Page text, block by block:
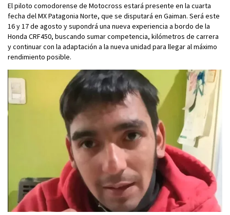
El piloto comodorense de Motocross estará presente en la cuarta
fecha del MX Patagonia Norte, que se disputará en Gaiman. Será este
16 y 17 de agosto y supondrá una nueva experiencia a bordo de la
Honda CRF450, buscando sumar competencia, kilómetros de carrera
y continuar con la adaptación a la nueva unidad para llegar al máximo
rendimiento posible.